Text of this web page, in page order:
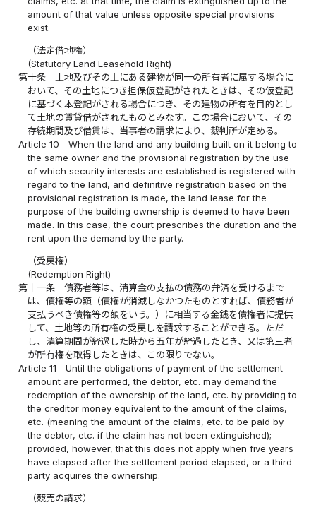
amount of that value unless opposite special provisions
exist.
（法定借地権）
(Statutory Land Leasehold Right)
第十条
土地及びその上にある建物が同一の所有者に属する場合に
おいて、その土地につき担保仮登記がされたときは、その仮登記
に基づく本登記がされる場合につき、その建物の所有を目的とし
て土地の賃貸借がされたものとみなす。この場合において、その
存続期間及び借賃は、当事者の請求により、裁判所が定める。
Article 10
When the land and any building built on it belong to
the same owner and the provisional registration by the use
of which security interests are established is registered with
regard to the land, and definitive registration based on the
provisional registration is made, the land lease for the
purpose of the building ownership is deemed to have been
made. In this case, the court prescribes the duration and the
rent upon the demand by the party.
（受戻権）
(Redemption Right)
第十一条
債務者等は、清算金の支払の債務の弁済を受けるまで
は、債権等の額（債権が消滅しなかつたものとすれば、債務者が
支払うべき債権等の額をいう。）に相当する金銭を債権者に提供
して、土地等の所有権の受戻しを請求することができる。ただ
し、清算期間が経過した時から五年が経過したとき、又は第三者
が所有権を取得したときは、この限りでない。
Article 11
Until the obligations of payment of the settlement
amount are performed, the debtor, etc. may demand the
redemption of the ownership of the land, etc. by providing to
the creditor money equivalent to the amount of the claims,
etc. (meaning the amount of the claims, etc. to be paid by
the debtor, etc. if the claim has not been extinguished);
provided, however, that this does not apply when five years
have elapsed after the settlement period elapsed, or a third
party acquires the ownership.
（競売の請求）